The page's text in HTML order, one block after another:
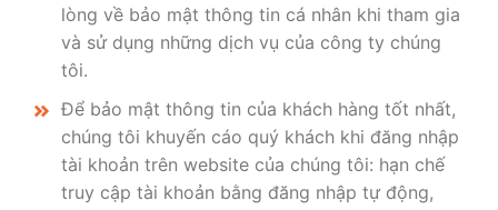
lòng về bảo mật thông tin cá nhân khi tham gia
và sử dụng những dịch vụ của công ty chúng
tôi.
Để bảo mật thông tin của khách hàng tốt nhất,
chúng tôi khuyến cáo quý khách khi đăng nhập
tài khoản trên website của chúng tôi: hạn chế
truy cập tài khoản bằng đăng nhập tự động,